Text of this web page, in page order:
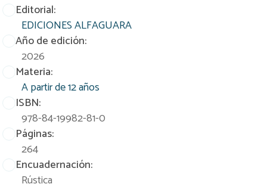
Editorial:
EDICIONES ALFAGUARA
Año de edición:
2026
Materia:
A partir de 12 años
ISBN:
978-84-19982-81-0
Páginas:
264
Encuadernación:
Rústica